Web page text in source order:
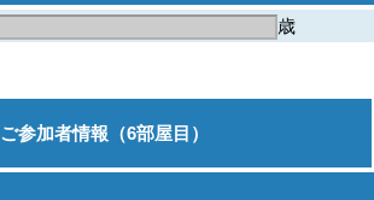
歳
ご参加者情報（6部屋目）